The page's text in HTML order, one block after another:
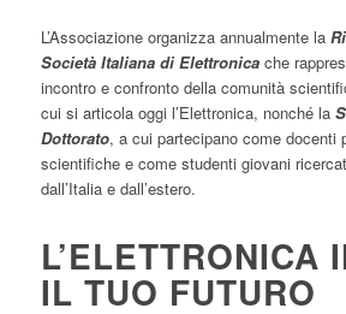
L’Associazione organizza annualmente la
Società Italiana di Elettronica che
incontro e confronto della comunità
cui si articola oggi l’Elettronica, nonché la
Dottorato, a cui partecipano come docenti
scientifiche e come studenti giovani
dall’Italia e dall’estero.
L’ELETTRONICA
IL TUO FUTURO